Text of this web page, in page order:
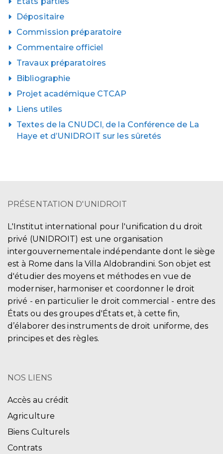
Dépositaire
Commission préparatoire
Commentaire officiel
Travaux préparatoires
Bibliographie
Projet académique CTCAP
Liens utiles
Textes de la CNUDCI, de la Conférence de La
Haye et d’UNIDROIT sur les sûretés
PRÉSENTATION D'UNIDROIT
L'Institut international pour l'unification du droit
privé (UNIDROIT) est une organisation
intergouvernementale indépendante dont le siège
est à Rome dans la Villa Aldobrandini. Son objet est
d'étudier des moyens et méthodes en vue de
moderniser, harmoniser et coordonner le droit
privé - en particulier le droit commercial - entre des
États ou des groupes d'États et, à cette fin,
d’élaborer des instruments de droit uniforme, des
principes et des règles.
NOS LIENS
Accès au crédit
Agriculture
Biens Culturels
Contrats